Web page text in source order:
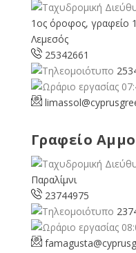
1ος όροφος, γραφείο
Λεμεσός
25342661
limassol@
Γραφείο
Παραλίμνι
23744975
famagusta@